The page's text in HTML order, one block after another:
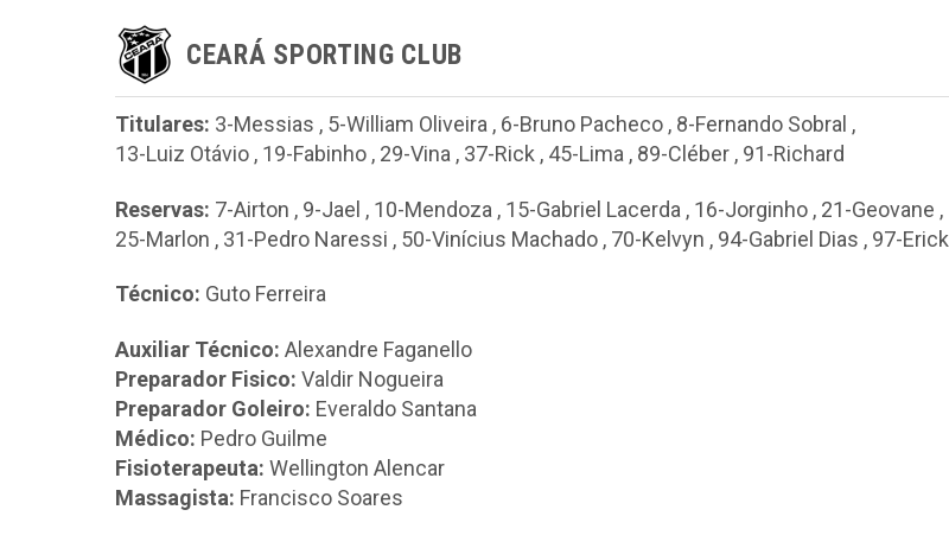
CEARÁ SPORTING CLUB
Titulares: 3-Messias , 5-William Oliveira , 6-Bruno Pacheco , 8-Fernando Sobral ,
13-Luiz Otávio , 19-Fabinho , 29-Vina , 37-Rick , 45-Lima , 89-Cléber , 91-Richard
Reservas: 7-Airton , 9-Jael , 10-Mendoza , 15-Gabriel Lacerda , 16-Jorginho , 21-Geovane ,
25-Marlon , 31-Pedro Naressi , 50-Vinícius Machado , 70-Kelvyn , 94-Gabriel Dias , 97-Erick
Técnico: Guto Ferreira
Auxiliar Técnico: Alexandre Faganello
Preparador Fisico: Valdir Nogueira
Preparador Goleiro: Everaldo Santana
Médico: Pedro Guilme
Fisioterapeuta: Wellington Alencar
Massagista: Francisco Soares